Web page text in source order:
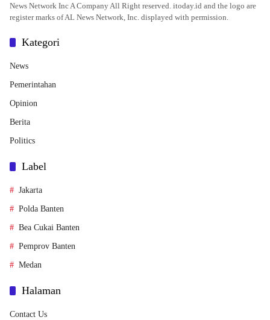
News Network Inc A Company All Right reserved. itoday.id and the logo are
register marks of AL News Network, Inc. displayed with permission.
Kategori
News
Pemerintahan
Opinion
Berita
Politics
Label
Jakarta
Polda Banten
Bea Cukai Banten
Pemprov Banten
Medan
Halaman
Contact Us